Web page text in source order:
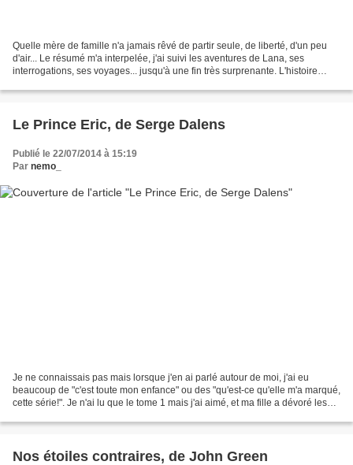
Quelle mère de famille n'a jamais rêvé de partir seule, de liberté, d'un peu
d'air... Le résumé m'a interpelée, j'ai suivi les aventures de Lana, ses
interrogations, ses voyages... jusqu'à une fin très surprenante. L'histoire
Le Prince Eric, de Serge Dalens
Publié le 22/07/2014 à 15:19
Par nemo_
Je ne connaissais pas mais lorsque j'en ai parlé autour de moi, j'ai eu
beaucoup de "c'est toute mon enfance" ou des "qu'est-ce qu'elle m'a marqué,
cette série!". Je n'ai lu que le tome 1 mais j'ai aimé, et ma fille a dévoré les
Nos étoiles contraires, de John Green